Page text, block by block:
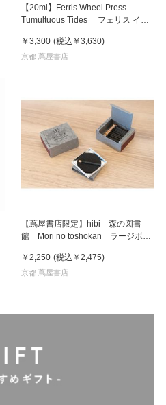
【20ml】Ferris Wheel Press
Tumultuous Tides フェリス イン
￥3,300 (税込 ￥3,630)
京都 蔦屋書店
【蔦屋書店限定】hibi 森の図書
館 Mori no toshokan ラージボッ
￥2,250 (税込 ￥2,475)
京都 蔦屋書店